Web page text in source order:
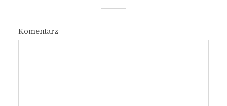
Komentarz